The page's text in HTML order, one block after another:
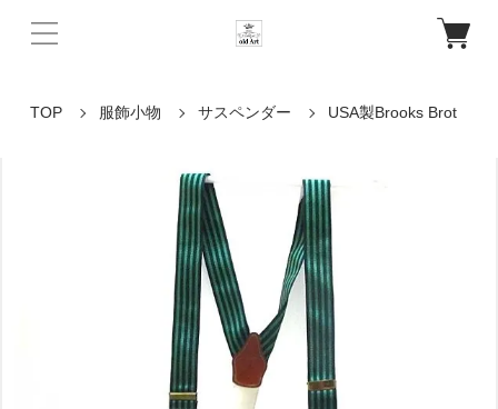
TOP 服飾小物 サスペンダー USA製Brooks Brot